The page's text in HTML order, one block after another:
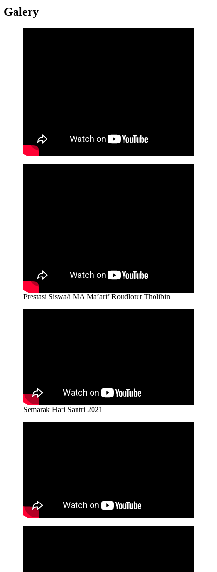
Galery
Prestasi Siswa/i MA Ma’arif Roudlotut Tholibin
Semarak Hari Santri 2021